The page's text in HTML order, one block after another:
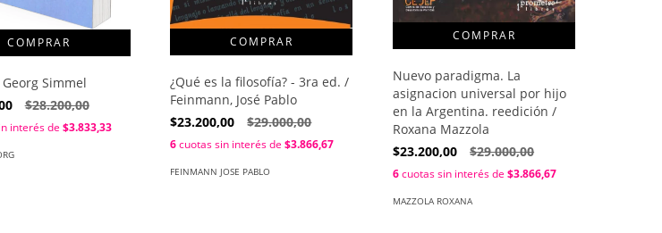
Simmel
$28.200,00
interés de $3.833,33
¿Qué es la filosofía? - 3ra ed. /
Feinmann, José Pablo
$23.200,00
$29.000,00
6cuotas sin interés de$3.866,67
FEINMANN JOSE PABLO
Nuevo paradigma. La
asignacion universal por hijo
en la Argentina. reedición /
Roxana Mazzola
$23.200,00
$29.000,00
6cuotas sin interés de$3.866,67
MAZZOLA ROXANA